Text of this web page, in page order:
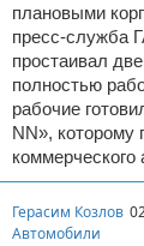
плановыми
пресс-служба
простаивал
полностью
рабочие
NN», которому
коммерческого
Герасим Козлов
Автомобили